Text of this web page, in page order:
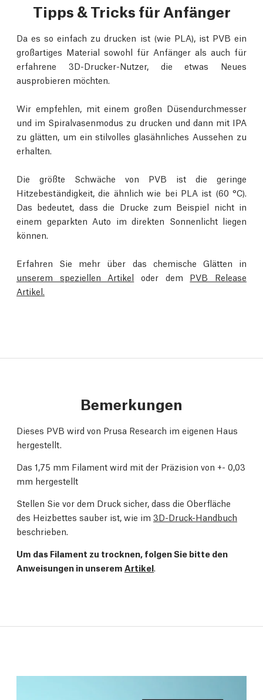
Tipps & Tricks für Anfänger
Da es so einfach zu drucken ist (wie PLA), ist PVB ein
großartiges Material sowohl für Anfänger als auch für
erfahrene 3D-Drucker-Nutzer, die etwas Neues
ausprobieren möchten.
Wir empfehlen, mit einem großen Düsendurchmesser
und im Spiralvasenmodus zu drucken und dann mit IPA
zu glätten, um ein stilvolles glasähnliches Aussehen zu
erhalten.
Die größte Schwäche von PVB ist die geringe
Hitzebeständigkeit, die ähnlich wie bei PLA ist (60 °C).
Das bedeutet, dass die Drucke zum Beispiel nicht in
einem geparkten Auto im direkten Sonnenlicht liegen
können.
Erfahren Sie mehr über das chemische Glätten in
unserem speziellen Artikel oder dem PVB Release
Artikel.
Bemerkungen
Dieses PVB wird von Prusa Research im eigenen Haus
hergestellt.
Das 1,75 mm Filament wird mit der Präzision von +- 0,03
mm hergestellt
Stellen Sie vor dem Druck sicher, dass die Oberfläche
des Heizbettes sauber ist, wie im 3D-Druck-Handbuch
beschrieben.
Um das Filament zu trocknen, folgen Sie bitte den
Anweisungen in unserem Artikel.